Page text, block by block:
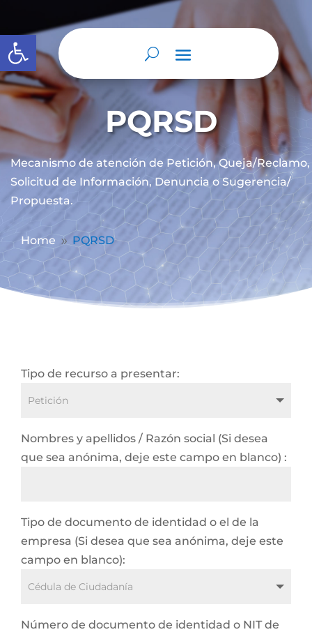
Abrir barra de herramientas
PQRSD
Mecanismo de atención de Petición, Queja/Reclamo,
Solicitud de Información, Denuncia o Sugerencia/
Propuesta.
Home 9 PQRSD
Tipo de recurso a presentar:
Nombres y apellidos / Razón social (Si desea
que sea anónima, deje este campo en blanco) :
Tipo de documento de identidad o el de la
empresa (Si desea que sea anónima, deje este
campo en blanco):
Número de documento de identidad o NIT de